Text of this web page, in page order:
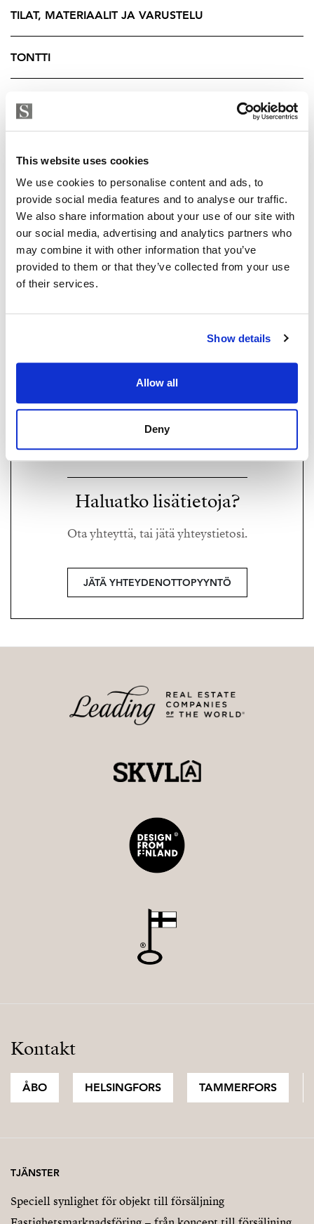
This website uses cookies
We use cookies to personalise content and ads, to
provide social media features and to analyse our traffic.
We also share information about your use of our site with
our social media, advertising and analytics partners who
may combine it with other information that you’ve
provided to them or that they’ve collected from your use
of their services.
Show details
Allow all
Deny
tomi@strand.fi
Strand Properties,
Haluatko lisätietoja?
Ota yhteyttä, tai jätä yhteystietosi.
JÄTÄ YHTEYDENOTTOPYYNTÖ
Sijainti Töölössä on vertaansa vailla. Meri, uimaranta,
koti sinulle, joka etsit tilaa, valoa ja kaupungin ehkä
Varaa itsellesi aika esittelyyn:
Tomi Salin
Kiinteistönvälittäjä, LKV
044 064 8175 – tomi@strand.fi
TILAT, MATERIAALIT JA VARUSTELU
TONTTI
Kontakt
ÅBO HELSINGFORS TAMMERFORS
TJÄNSTER
Speciell synlighet för objekt till försäljning